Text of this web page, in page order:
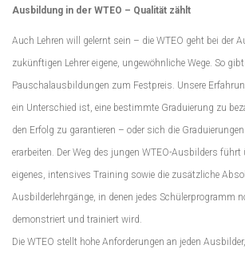
Ausbildung in der WTEO – Qualität zählt
Auch Lehren will gelernt sein – die WTEO geht bei der
zukünftigen Lehrer eigene, ungewöhnliche Wege. So
Pauschalausbildungen zum Festpreis. Unsere
ein Unterschied ist, eine bestimmte Graduierung zu
den Erfolg zu garantieren – oder sich die
erarbeiten. Der Weg des jungen WTEO-Ausbilders führt
eigenes, intensives Training sowie die zusätzliche
Ausbilderlehrgänge, in denen jedes Schülerprogramm
demonstriert und trainiert wird.
Die WTEO stellt hohe Anforderungen an jeden